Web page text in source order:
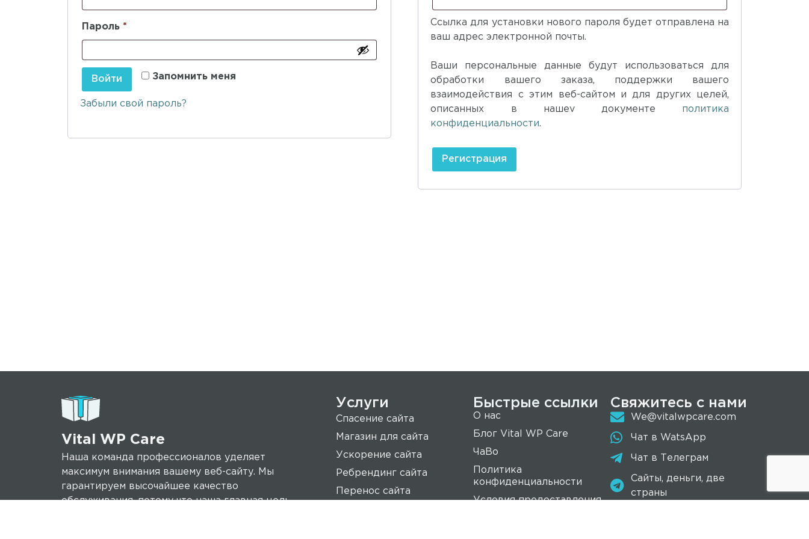
Пароль *
Запомнить меня
Войти
Забыли свой пароль?
Ссылка для установки нового пароля будет отправлена ​​на
ваш адрес электронной почты.
Ваши персональные данные будут использоваться для
обработки вашего заказа, поддержки вашего
взаимодействия с этим веб-сайтом и для других целей,
описанных в нашеv документе политика
конфиденциальности.
Регистрация
Vital WP Care
Наша команда профессионалов уделяет
максимум внимания вашему веб-сайту. Мы
гарантируем высочайшее качество
обслуживания, потому что наша главная цель -
Услуги
Спасение сайта
Магазин для сайта
Ускорение сайта
Ребрендинг сайта
Перенос сайта
Быстрые ссылки
О нас
Блог Vital WP Care
ЧаВо
Политика
конфиденциальности
Условия предоставления
Свяжитесь с нами
We@vitalwpcare.com
Чат в WatsApp
Чат в Телеграм
Сайты, деньги, две
страны